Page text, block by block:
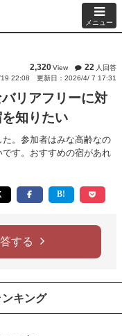
メニュー
2,320View 22 人回答
22:08
更新日：2026/4/ 7 17:31
リアフリーに対
知りたい
。参加者はみな高齢なの
す。おすすめの宿があれ
する
キング